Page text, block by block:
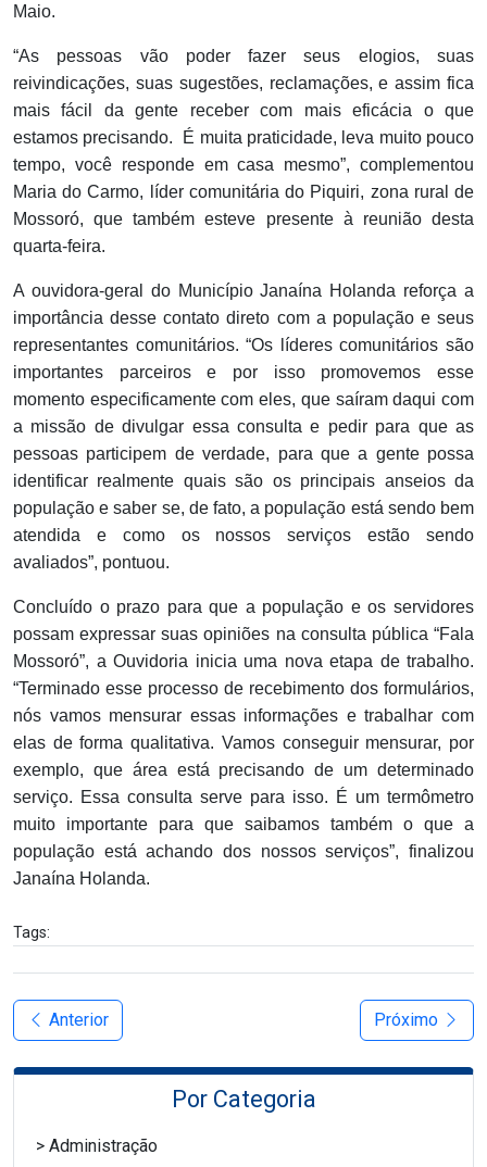
Maio.
“As pessoas vão poder fazer seus elogios, suas
reivindicações, suas sugestões, reclamações, e assim fica
mais fácil da gente receber com mais eficácia o que
estamos precisando. É muita praticidade, leva muito pouco
tempo, você responde em casa mesmo”, complementou
Maria do Carmo, líder comunitária do Piquiri, zona rural de
Mossoró, que também esteve presente à reunião desta
quarta-feira.
A ouvidora-geral do Município Janaína Holanda reforça a
importância desse contato direto com a população e seus
representantes comunitários. “Os líderes comunitários são
importantes parceiros e por isso promovemos esse
momento especificamente com eles, que saíram daqui com
a missão de divulgar essa consulta e pedir para que as
pessoas participem de verdade, para que a gente possa
identificar realmente quais são os principais anseios da
população e saber se, de fato, a população está sendo bem
atendida e como os nossos serviços estão sendo
avaliados”, pontuou.
Concluído o prazo para que a população e os servidores
possam expressar suas opiniões na consulta pública “Fala
Mossoró”, a Ouvidoria inicia uma nova etapa de trabalho.
“Terminado esse processo de recebimento dos formulários,
nós vamos mensurar essas informações e trabalhar com
elas de forma qualitativa. Vamos conseguir mensurar, por
exemplo, que área está precisando de um determinado
serviço. Essa consulta serve para isso. É um termômetro
muito importante para que saibamos também o que a
população está achando dos nossos serviços”, finalizou
Janaína Holanda.
Tags:
Anterior Próximo
Por Categoria
Administração